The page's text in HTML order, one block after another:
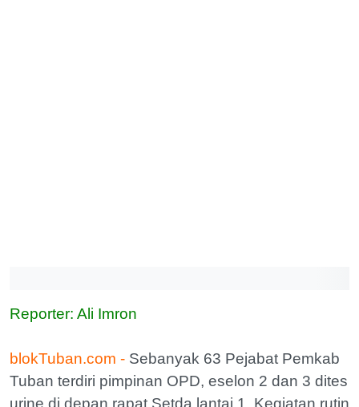
Reporter: Ali Imron
blokTuban.com - Sebanyak 63 Pejabat Pemkab
Tuban terdiri pimpinan OPD, eselon 2 dan 3 dites
urine di depan rapat Setda lantai 1. Kegiatan rutin